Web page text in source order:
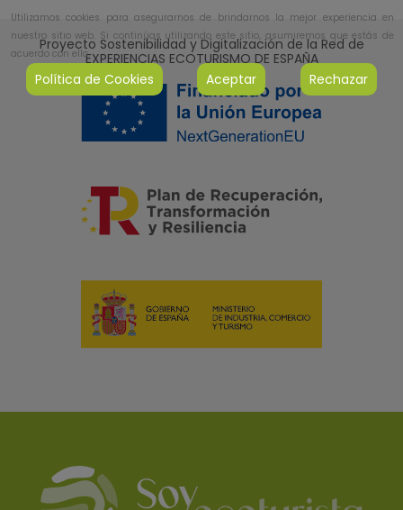
Proyecto Sostenibilidad y Digitalización de la Red de
EXPERIENCIAS ECOTURISMO DE ESPAÑA
Utilizamos cookies para asegurarnos de brindarnos la mejor experiencia en
nuestro sitio web. Si continúas utilizando este sitio, asumiremos que estás de
acuerdo con ello.
Política de Cookies Aceptar Rechazar